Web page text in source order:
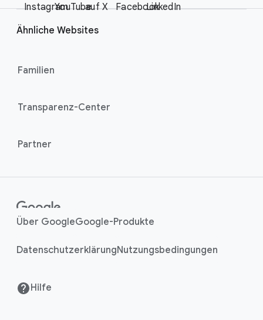
e
a
l
d
e
InstagramYouTubeauf X
FacebookLinkedIn
Ähnliche Websites
Familien
Transparenz-Center
Partner
Über GoogleGoogle-Produkte
DatenschutzerklärungNutzungsbedingungen
Hilfe